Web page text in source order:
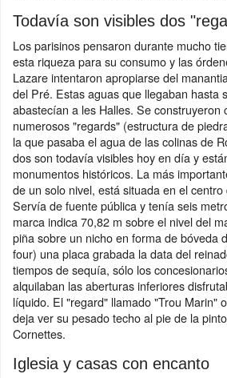
Todavía son visibles dos
Los parisinos pensaron durante mucho
esta riqueza para su consumo y las
Lazare intentaron apropiarse del
del Pré. Estas aguas que llegaban hasta
abastecían a les Halles. Se construyeron
numerosos "regards" (estructura de
la que pasaba el agua de las colinas de
dos son todavía visibles hoy en día y
monumentos históricos. La más
de un solo nivel, está situada en el
Servía de fuente pública y tenía seis
marca indica 70,82 m sobre el nivel del
piña sobre un nicho en forma de bóveda
four) una placa grabada la data del
tiempos de sequía, sólo los
alquilaban las aberturas inferiores
líquido. El "regard" llamado "Trou Marin"
deja ver su pesado techo al pie de la
Cornettes.
Iglesia y casas con encanto